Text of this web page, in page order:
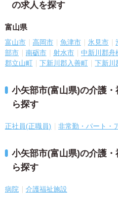
の求人を探す
富山県
富山市 高岡市 魚津市 氷見市
部市
南砺市 射水市 中新川郡舟
郡立山町
下新川郡入善町 下新川
小矢部市(富山県)の介護
ら探す
正社員(正職員) 非常勤・パート・
小矢部市(富山県)の介護
ら探す
病院 介護福祉施設